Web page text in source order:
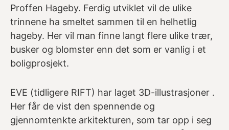
Proffen Hageby. Ferdig utviklet vil de ulike
trinnene ha smeltet sammen til en helhetlig
hageby. Her vil man finne langt flere ulike trær,
busker og blomster enn det som er vanlig i et
boligprosjekt.
EVE (tidligere RIFT) har laget 3D-illustrasjoner .
Her får de vist den spennende og
gjennomtenkte arkitekturen, som tar opp i seg